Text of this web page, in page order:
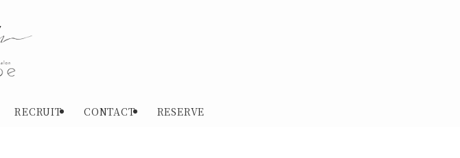
RECRUIT CONTACT RESERVE